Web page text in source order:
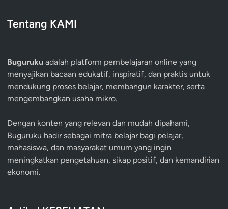
Tentang KAMI
Buguruku adalah platform pembelajaran online yang
menyajikan bacaan edukatif, inspiratif, dan praktis untuk
mendukung proses belajar, membangun karakter, serta
mengembangkan usaha mikro.
Dengan konten yang relevan dan mudah dipahami,
Buguruku hadir sebagai mitra belajar bagi pelajar,
mahasiswa, dan masyarakat umum yang ingin
meningkatkan pengetahuan, sikap positif, dan kemandirian
ekonomi.